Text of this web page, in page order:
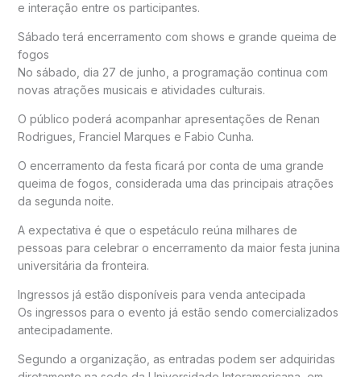
e interação entre os participantes.
Sábado terá encerramento com shows e grande queima de
fogos
No sábado, dia 27 de junho, a programação continua com
novas atrações musicais e atividades culturais.
O público poderá acompanhar apresentações de Renan
Rodrigues, Franciel Marques e Fabio Cunha.
O encerramento da festa ficará por conta de uma grande
queima de fogos, considerada uma das principais atrações
da segunda noite.
A expectativa é que o espetáculo reúna milhares de
pessoas para celebrar o encerramento da maior festa junina
universitária da fronteira.
Ingressos já estão disponíveis para venda antecipada
Os ingressos para o evento já estão sendo comercializados
antecipadamente.
Segundo a organização, as entradas podem ser adquiridas